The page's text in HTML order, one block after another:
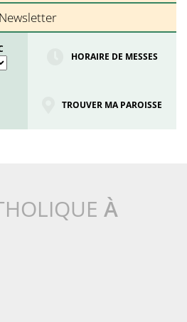
Newsletter
HORAIRE DE MESSES
TROUVER MA PAROISSE
À